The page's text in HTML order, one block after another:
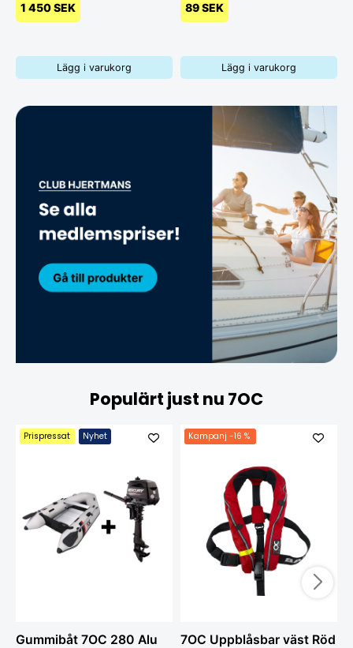
1 450 SEK
Lägg i varukorg
89 SEK
Lägg i varukorg
Populärt just nu 7OC
Prispressat Nyhet
Gummibåt 7OC 280 Alu
Kampanj -16 %
7OC Uppblåsbar väst Röd